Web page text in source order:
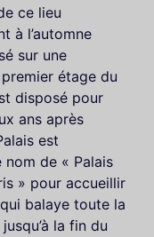
ce lieu
à l’automne
sur une
étage du
disposé pour
ans après
est
de « Palais
» pour accueillir
balaye toute la
la fin du